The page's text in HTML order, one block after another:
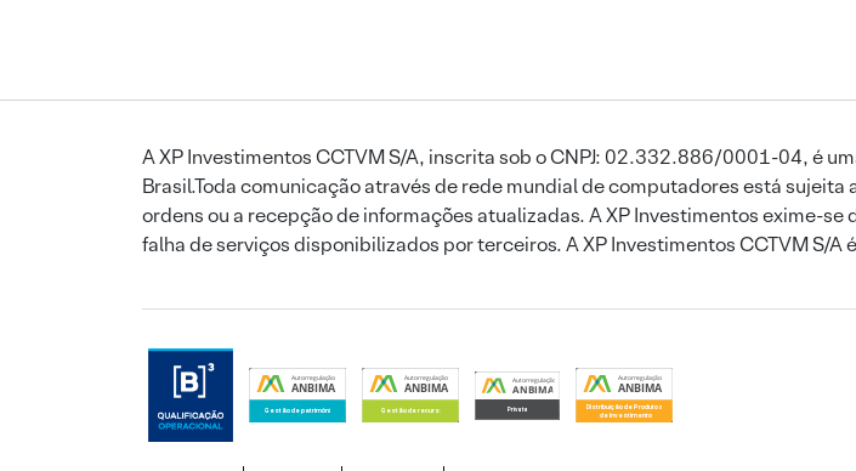
A XP Investimentos CCTVM S/A, inscrita sob o CNPJ: 02.332.886/0001-04, é
Brasil.Toda comunicação através de rede mundial de computadores está
ordens ou a recepção de informações atualizadas. A XP Investimentos exime-
falha de serviços disponibilizados por terceiros. A XP Investimentos CCTVM S/